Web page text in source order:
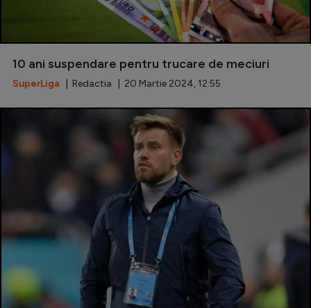
10 ani suspendare pentru trucare de meciuri
SuperLiga | Redactia | 20 Martie 2024, 12:55